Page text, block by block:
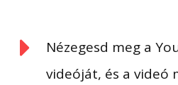
Nézegesd meg a
videóját, és a